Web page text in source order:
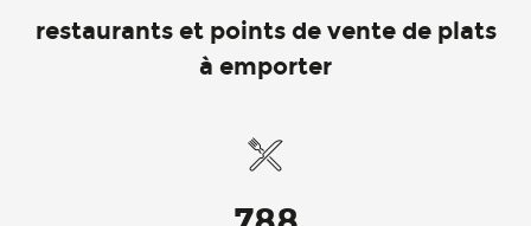
restaurants et points de vente de plats
à emporter